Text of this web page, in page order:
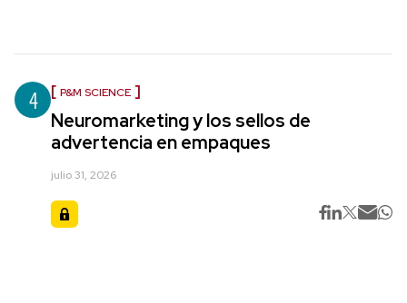
4 P&M SCIENCE
Neuromarketing y los sellos de
advertencia en empaques
julio 31, 2026